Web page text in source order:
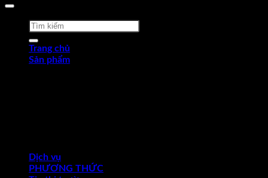
Tìm
kiếm:
Trang chủ
Sản phẩm
Dịch vụ
PHƯƠNG THỨC